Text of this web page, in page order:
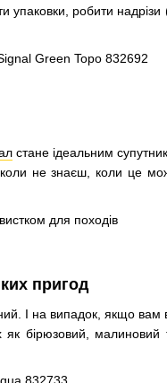
робити
стане ідеальним
не знаєш, коли це
пригод
І на випадок, якщо вам
як бірюзовий,